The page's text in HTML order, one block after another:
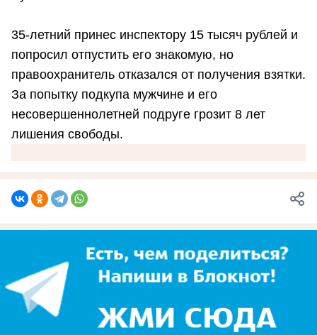
35-летний принес инспектору 15 тысяч рублей и
попросил отпустить его знакомую, но
правоохранитель отказался от получения взятки.
За попытку подкупа мужчине и его
несовершеннолетней подруге грозит 8 лет
лишения свободы.